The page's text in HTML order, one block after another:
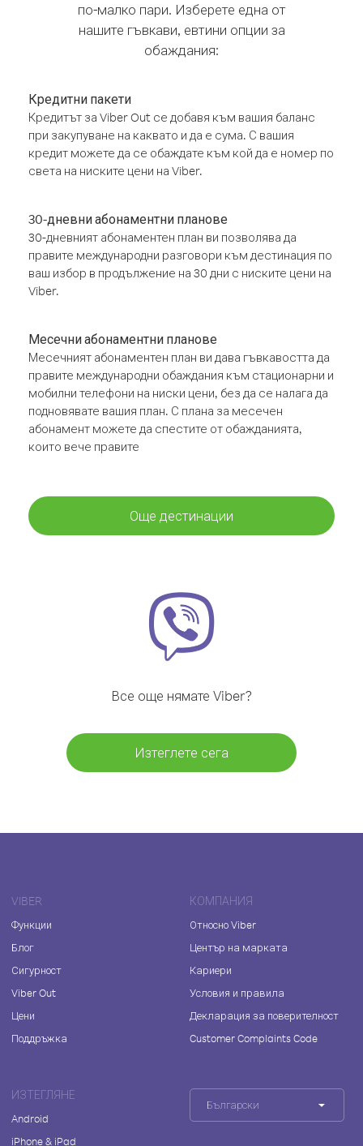
по-малко пари. Изберете една от
нашите гъвкави, евтини опции за
обаждания:
Кредитни пакети
Кредитът за Viber Out се добавя към вашия баланс
при закупуване на каквато и да е сума. С вашия
кредит можете да се обаждате към кой да е номер по
света на ниските цени на Viber.
30-дневни абонаментни планове
30-дневният абонаментен план ви позволява да
правите международни разговори към дестинация по
ваш избор в продължение на 30 дни с ниските цени на
Viber.
Месечни абонаментни планове
Месечният абонаментен план ви дава гъвкавостта да
правите международни обаждания към стационарни и
мобилни телефони на ниски цени, без да се налага да
подновявате вашия план. С плана за месечен
абонамент можете да спестите от обажданията,
които вече правите
Още дестинации
Все още нямате Viber?
Изтеглете сега
VIBER
Функции
Блог
Сигурност
Viber Out
Цени
Поддръжка
КОМПАНИЯ
Относно Viber
Център на марката
Кариери
Условия и правила
Декларация за поверителност
Customer Complaints Code
ИЗТЕГЛЯНЕ
Android
iPhone & iPad
Български